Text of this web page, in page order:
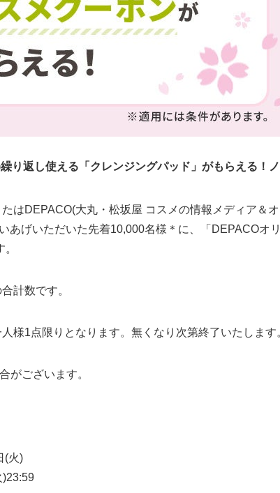
り返し使える「クレンジングパッド」がもらえる！
はDEPACO(大丸・松坂屋 コスメの情報メディア＆
あげいただいた先着10,000名様＊に、「DEPACOオ
計数です。
様1点限りとなります。無くなり次第終了いたします
がございます。
(火)
)23:59